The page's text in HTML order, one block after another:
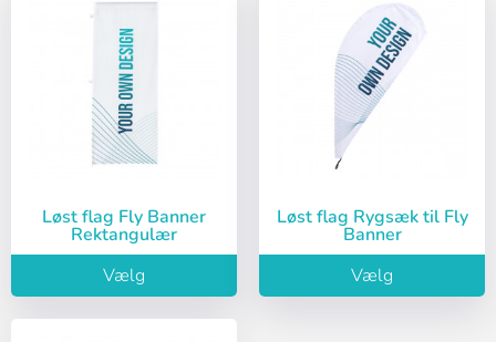
Adgangskode:
Vælg dit sprog
Español
English
Français
Deutsch
Løst flag Fly Banner
Rektangulær
Vælg
Løst flag Rygsæk til Fly
Banner
Vælg